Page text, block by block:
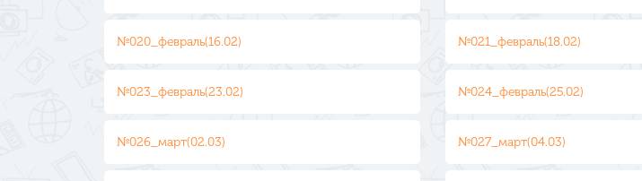
№020_февраль(16.02) №021_февраль(18.02)
№023_февраль(23.02) №024_февраль(25.02)
№026_март(02.03) №027_март(04.03)